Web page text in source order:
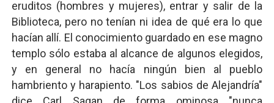
eruditos (hombres y mujeres), entrar y salir de la
Biblioteca, pero no tenían ni idea de qué era lo que
hacían allí. El conocimiento guardado en ese magno
templo sólo estaba al alcance de algunos elegidos,
y en general no hacía ningún bien al pueblo
hambriento y harapiento. "Los sabios de Alejandría"